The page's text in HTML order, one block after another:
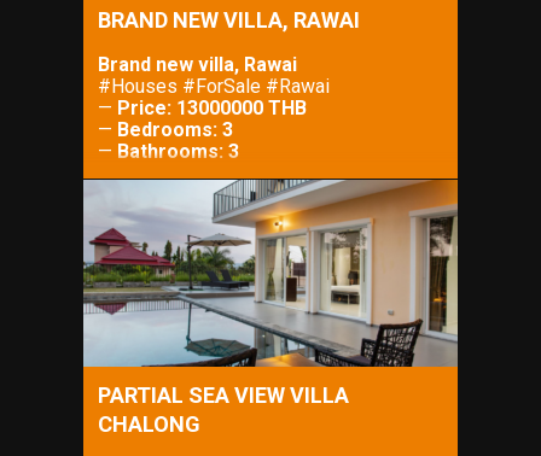
BRAND NEW VILLA, RAWAI
Brand new villa, Rawai
#Houses #ForSale #Rawai
— Price: 13000000 THB
— Bedrooms: 3
— Bathrooms: 3
—Property Size: m²
Lot Size: 335 m²
PARTIAL SEA VIEW VILLA
CHALONG